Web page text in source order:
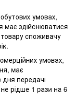
умовах,
має здійснюватися
товару споживачу
умовах,
має
дня передачі
рідше 1 рази на 6